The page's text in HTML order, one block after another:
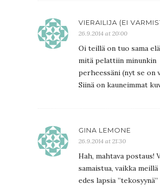
VIERAILIJA (EI
26.9.2014 at 20:00
Oi teillä on tuo sama
mitä pelattiin minunkin
perheessäni (nyt se on
Siinä on kauneimmat
GINA LEMONE
26.9.2014 at 21:30
Hah, mahtava postaus!
samaistua, vaikka
edes lapsia ”tekosyynä”